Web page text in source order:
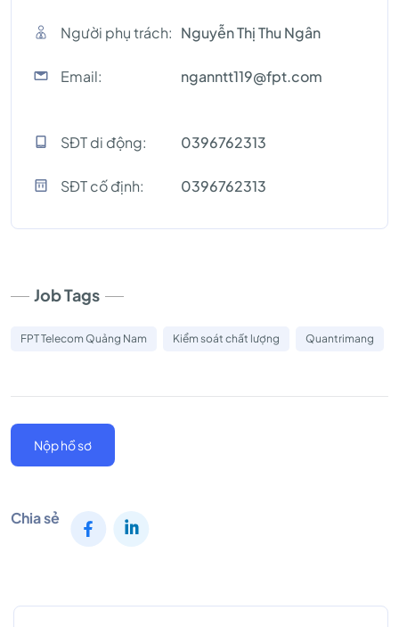
Người phụ trách: Nguyễn Thị Thu Ngân
Email: nganntt119@fpt.com
SĐT di động: 0396762313
SĐT cố định: 0396762313
Job Tags
FPT Telecom Quảng Nam Kiểm soát chất lượng Quantrimang
Nộp hồ sơ
Chia sẻ